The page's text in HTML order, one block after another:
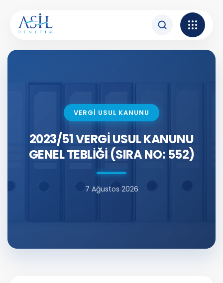
VERGİ USUL KANUNU
2023/51 VERGİ USUL KANUNU
GENEL TEBLİĞİ (SIRA NO: 552)
7 Ağustos 2026